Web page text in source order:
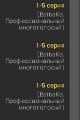
1-5 серия
(BaibaKo,
Профессиональный
многоголосый)
1-5 серия
(BaibaKo,
Профессиональный
многоголосый)
1-5 серия
(BaibaKo,
Профессиональный
многоголосый)